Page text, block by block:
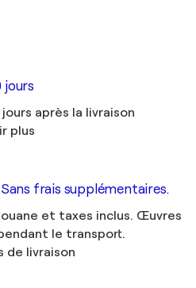
jours
après la livraison
plus
frais supplémentaires.
et taxes inclus. Œuvres
le transport.
de livraison